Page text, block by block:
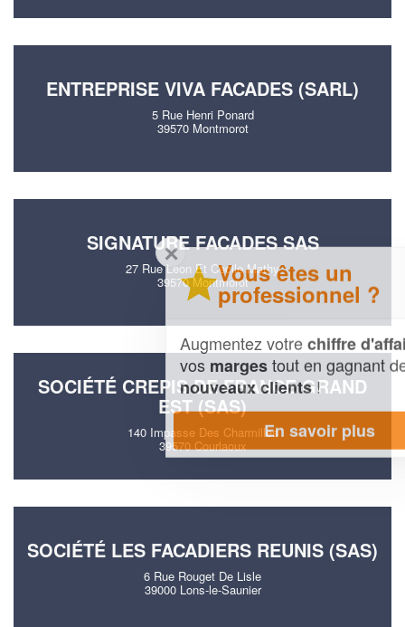
ENTREPRISE VIVA FACADES (SARL)
5 Rue Henri Ponard
39570 Montmorot
SIGNATURE FACADES SAS
27 Rue Leon Et Cecile Mathy
39570 Montmorot
SOCIÉTÉ CREPIS DE FRANCE GRAND
EST (SAS)
140 Impasse Des Charmilles
39570 Courlaoux
SOCIÉTÉ LES FACADIERS REUNIS (SAS)
6 Rue Rouget De Lisle
39000 Lons-le-Saunier
✕
Vous êtes un
professionnel ?
Augmentez votrechiffre d'affaireset
margestout en gagnant de
nouveaux clients!
En savoir plus